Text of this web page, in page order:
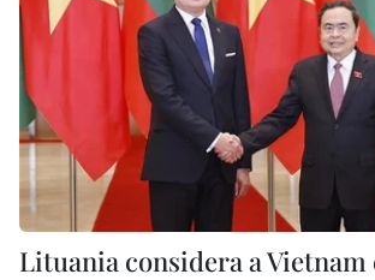
Lituania considera a Vietnam